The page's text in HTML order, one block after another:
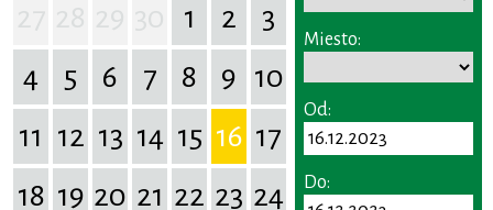
1 2
3
4
5 6 7 8 9 10
11 12 13 14 15 16 17
18 19 20 21 22 23 24
Miesto:
Od:
Do: